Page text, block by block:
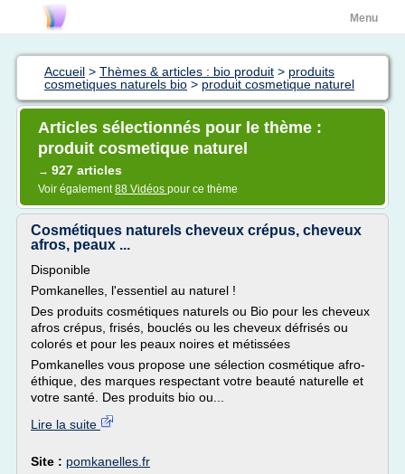
Menu
Accueil > Thèmes & articles : bio produit > produits
cosmetiques naturels bio > produit cosmetique naturel
Articles sélectionnés pour le thème :
produit cosmetique naturel
→ 927 articles
Voir également88 Vidéos pour ce thème
Cosmétiques naturels cheveux crépus, cheveux
afros, peaux ...
Disponible
Pomkanelles, l'essentiel au naturel !
Des produits cosmétiques naturels ou Bio pour les cheveux
afros crépus, frisés, bouclés ou les cheveux défrisés ou
colorés et pour les peaux noires et métissées
Pomkanelles vous propose une sélection cosmétique afro-
éthique, des marques respectant votre beauté naturelle et
votre santé. Des produits bio ou...
Lire la suite
Site : pomkanelles.fr